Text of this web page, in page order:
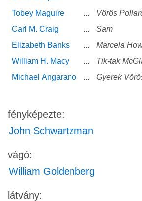
Tobey Maguire
...
Vörös
Carl M. Craig
...
Sam
Elizabeth Banks
...
Marcela
William H. Macy
...
Tik-tak
Michael Angarano
... Gyerek
fényképezte:
John Schwartzman
vágó:
William Goldenberg
látvány: